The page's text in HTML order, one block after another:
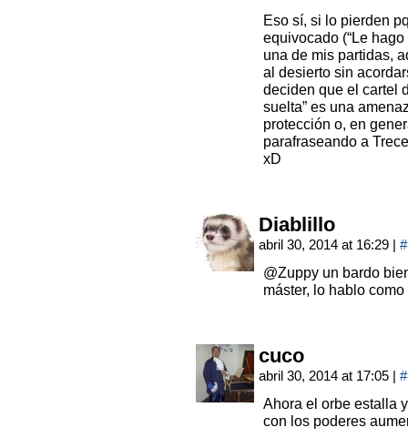
Eso sí, si lo pierden
equivocado (“Le
una de mis partidas,
al desierto sin
deciden que el cartel
suelta” es una
protección o, en
parafraseando a
xD
Diablillo
abril 30, 2014 at 16:29 | #
@Zuppy un bardo
máster, lo hablo
cuco
abril 30, 2014 at 17:05 | #
Ahora el orbe estalla
con los poderes